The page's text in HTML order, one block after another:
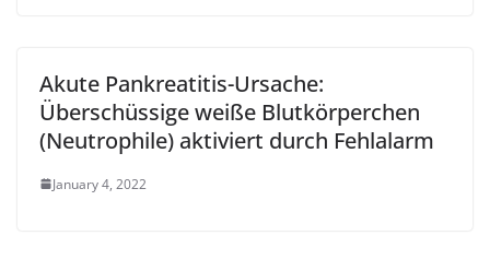
Akute Pankreatitis-Ursache:
Überschüssige weiße Blutkörperchen
(Neutrophile) aktiviert durch Fehlalarm
January 4, 2022